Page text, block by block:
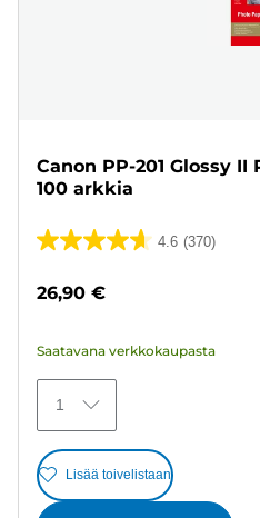
Canon PP-201 Glossy
100 arkkia
4.6 (370)
4.6/5
370
26,90 €
Saatavana verkkokaupasta
1
Lisää toivelistaan